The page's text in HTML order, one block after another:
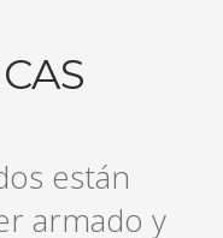
están
armado y